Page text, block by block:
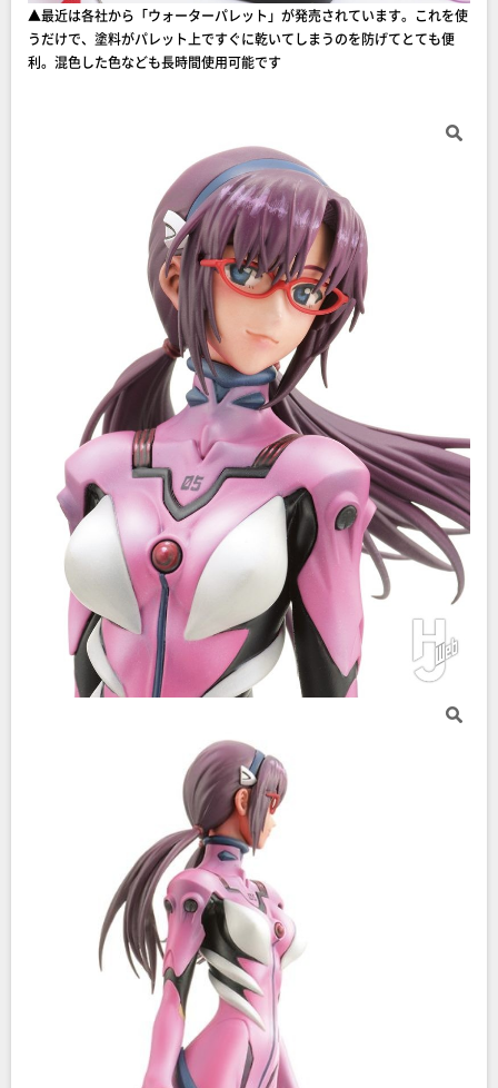
▲最近は各社から「ウォーターパレット」が発売されています。これを使
うだけで、塗料がパレット上ですぐに乾いてしまうのを防げてとても便
利。混色した色なども長時間使用可能です